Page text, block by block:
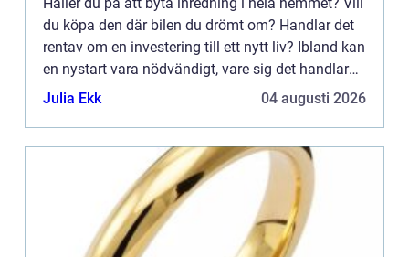
du köpa den där bilen du drömt om? Handlar det
rentav om en investering till ett nytt liv? Ibland kan
en nystart vara nödvändigt, vare sig det handlar
om hemmet,...
Julia Ekk 04 augusti 2026